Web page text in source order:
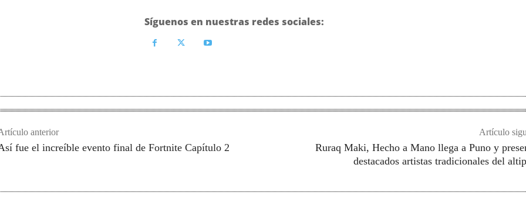
Síguenos en nuestras redes sociales:
anterior
fue el increíble evento final de Fortnite Capítulo 2
Artículo
Ruraq Maki, Hecho a Mano llega a Puno y
destacados artistas tradicionales del